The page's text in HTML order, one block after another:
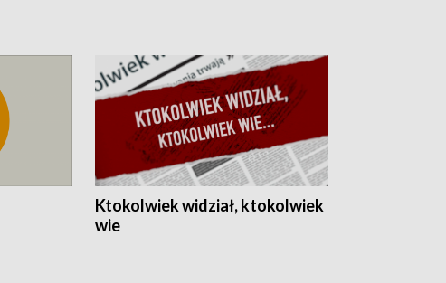
Ktokolwiek widział, ktokolwiek
wie